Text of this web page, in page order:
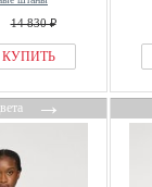
14 830 ₽
КУПИТЬ
→